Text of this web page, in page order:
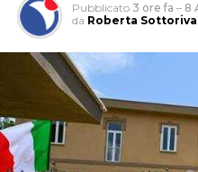
Pubblicato 3 ore fa – 8
da Roberta Sottoriva